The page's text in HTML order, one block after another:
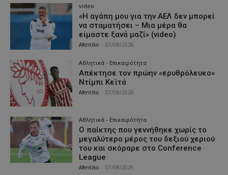
video
«Η αγάπη μου για την ΑΕΛ δεν μπορεί
να σταματήσει – Μια μέρα θα
είμαστε ξανά μαζί» (video)
Afentiko 07/08/2026
Αθλητικά - Επικαιρότητα
Απέκτησε τον πρώην «ερυθρόλευκο»
Ντίμπι Κεϊτά
Afentiko 07/08/2026
Αθλητικά - Επικαιρότητα
Ο παίκτης που γεννήθηκε χωρίς το
μεγαλύτερο μέρος του δεξιού χεριού
του και σκόραρε στο Conference
League
Afentiko 07/08/2026